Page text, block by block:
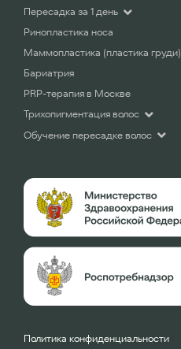
Пересадка за 1 день
Ринопластика носа
Маммопластика (пластика груди)
Бариатрия
PRP-терапия в Москве
Трихопигментация волос
Обучение пересадке волос
Политика конфиденциальности